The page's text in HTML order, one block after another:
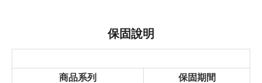
保固說明
商品系列
保固期間